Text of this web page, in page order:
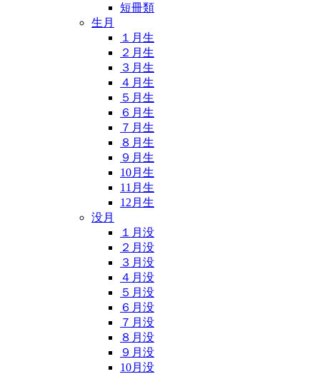
短冊類
生月
１月生
２月生
３月生
４月生
５月生
６月生
７月生
８月生
９月生
10月生
11月生
12月生
没月
１月没
２月没
３月没
４月没
５月没
６月没
７月没
８月没
９月没
10月没